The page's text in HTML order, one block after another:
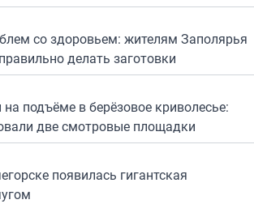
со здоровьем: жителям Заполярья
делать заготовки
подъёме в берёзовое криволесье:
две смотровые площадки
появилась гигантская